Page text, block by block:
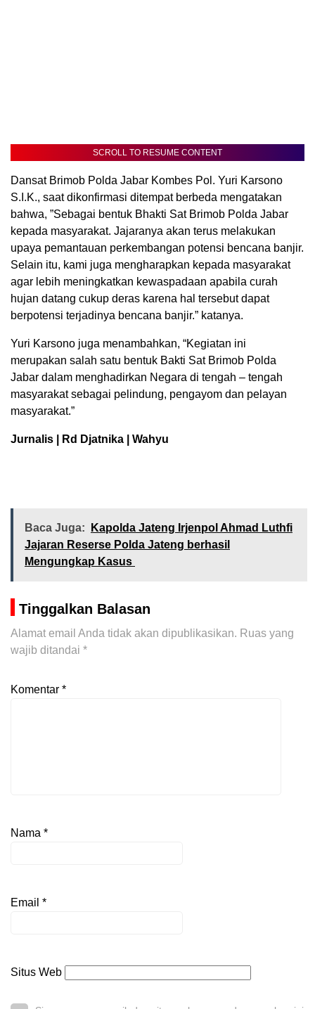
SCROLL TO RESUME CONTENT
Dansat Brimob Polda Jabar Kombes Pol. Yuri Karsono
S.I.K., saat dikonfirmasi ditempat berbeda mengatakan
bahwa, ”Sebagai bentuk Bhakti Sat Brimob Polda Jabar
kepada masyarakat. Jajaranya akan terus melakukan
upaya pemantauan perkembangan potensi bencana banjir.
Selain itu, kami juga mengharapkan kepada masyarakat
agar lebih meningkatkan kewaspadaan apabila curah
hujan datang cukup deras karena hal tersebut dapat
berpotensi terjadinya bencana banjir.” katanya.
Yuri Karsono juga menambahkan, “Kegiatan ini
merupakan salah satu bentuk Bakti Sat Brimob Polda
Jabar dalam menghadirkan Negara di tengah – tengah
masyarakat sebagai pelindung, pengayom dan pelayan
masyarakat.”
Jurnalis | Rd Djatnika | Wahyu
Baca Juga:
Kapolda Jateng Irjenpol Ahmad Luthfi
Jajaran Reserse Polda Jateng berhasil
Mengungkap Kasus
Tinggalkan Balasan
Alamat email Anda tidak akan dipublikasikan. Ruas yang
wajib ditandai *
Komentar *
Nama *
Email *
Situs Web